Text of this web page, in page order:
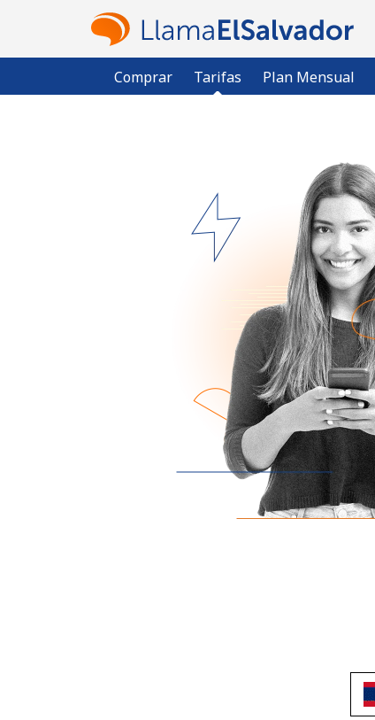
Comprar Tarifas Plan Mensual